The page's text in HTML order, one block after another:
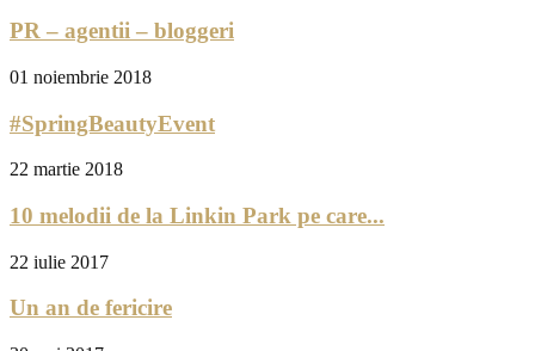
PR – agentii – bloggeri
01 noiembrie 2018
#SpringBeautyEvent
22 martie 2018
10 melodii de la Linkin Park pe care...
22 iulie 2017
Un an de fericire